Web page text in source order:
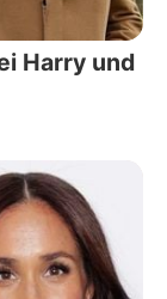
Harry und